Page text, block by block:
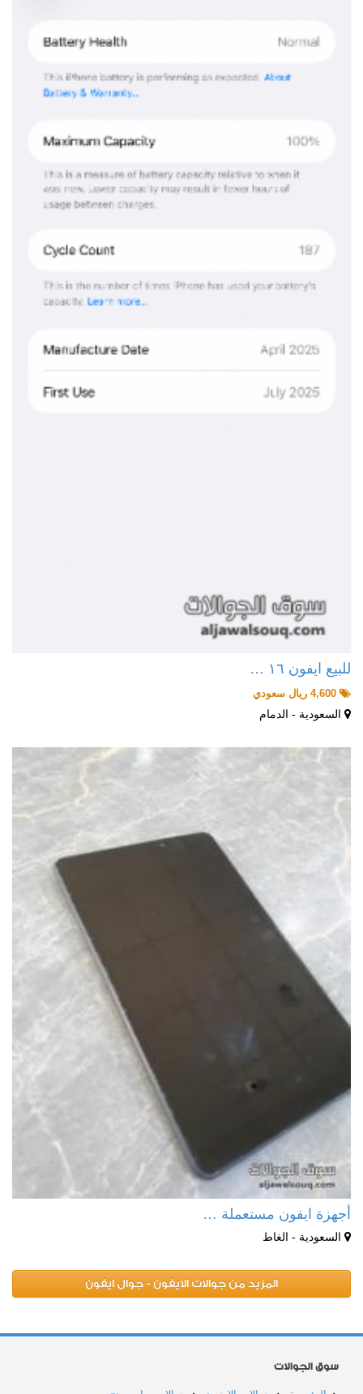
للبيع ايفون ١٦ …
السعودية - الدمام
أجهزة ايفون مستعملة …
السعودية - الغاط
المزيد من جوالات الايفون - جوال ايفون
سوق الجوالات